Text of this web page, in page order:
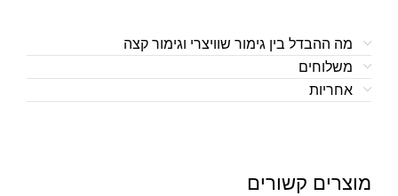
מה ההבדל בין גימור שוויצרי וגימור קצה
משלוחים
אחריות
מוצרים קשורים